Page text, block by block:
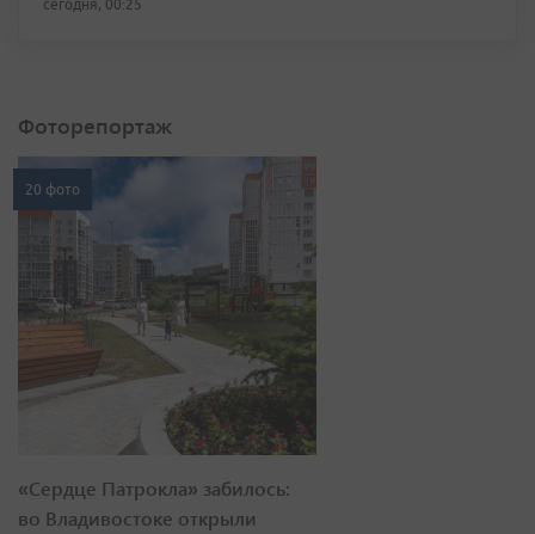
сегодня, 00:25
Фоторепортаж
20 фото
«Сердце Патрокла» забилось:
во Владивостоке открыли